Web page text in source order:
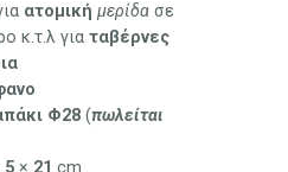
ατομική μερίδα σε
κ.τ.λ γιαταβέρνες
Φ28(πωλείται
5 × 21 cm